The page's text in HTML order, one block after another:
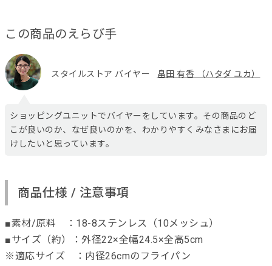
この商品のえらび手
スタイルストア バイヤー 畠田 有香 （ハタダ ユカ）
ショッピングユニットでバイヤーをしています。その商品のど
こが良いのか、なぜ良いのかを、わかりやすくみなさまにお届
けしたいと思っています。
商品仕様 / 注意事項
■素材/原料 ：18-8ステンレス（10メッシュ）
■サイズ（約）：外径22×全幅24.5×全高5cm
※適応サイズ ：内径26cmのフライパン